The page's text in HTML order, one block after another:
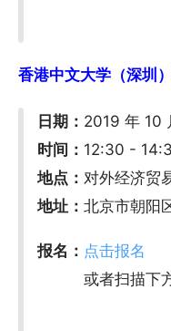
香港中文大学（深圳
日期： 2019 年 10
时间： 12:30 -
地点：对外经济贸
地址：北京市朝阳
报名： 点击报名
或者扫描下方